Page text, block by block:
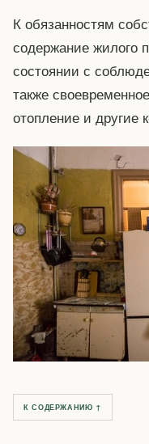
К обязанностям
содержание
состоянии с
также
отопление и другие
К СОДЕРЖАНИЮ ↑